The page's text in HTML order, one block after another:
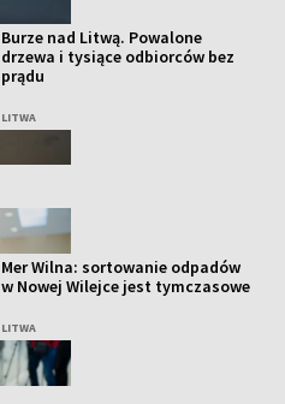
Burze nad Litwą. Powalone
drzewa i tysiące odbiorców bez
prądu
LITWA
Mer Wilna: sortowanie odpadów
w Nowej Wilejce jest tymczasowe
LITWA